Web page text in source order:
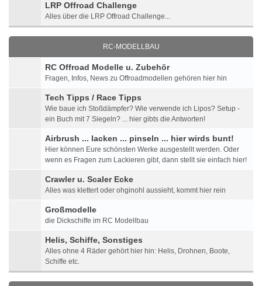
LRP Offroad Challenge
Alles über die LRP Offroad Challenge...
RC-MODELLBAU
RC Offroad Modelle u. Zubehör
Fragen, Infos, News zu Offroadmodellen gehören hier hin
Tech Tipps / Race Tipps
Wie baue ich Stoßdämpfer? Wie verwende ich Lipos? Setup -
ein Buch mit 7 Siegeln? ... hier gibts die Antworten!
Airbrush ... lacken ... pinseln ... hier wirds bunt!
Hier können Eure schönsten Werke ausgestellt werden. Oder
wenn es Fragen zum Lackieren gibt, dann stellt sie einfach hier!
Crawler u. Scaler Ecke
Alles was klettert oder ohginohl aussieht, kommt hier rein
Großmodelle
die Dickschiffe im RC Modellbau
Helis, Schiffe, Sonstiges
Alles ohne 4 Räder gehört hier hin: Helis, Drohnen, Boote,
Schiffe etc.